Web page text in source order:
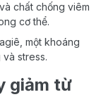
chất chống viêm
cơ thể.
một khoáng
stress.
giảm từ